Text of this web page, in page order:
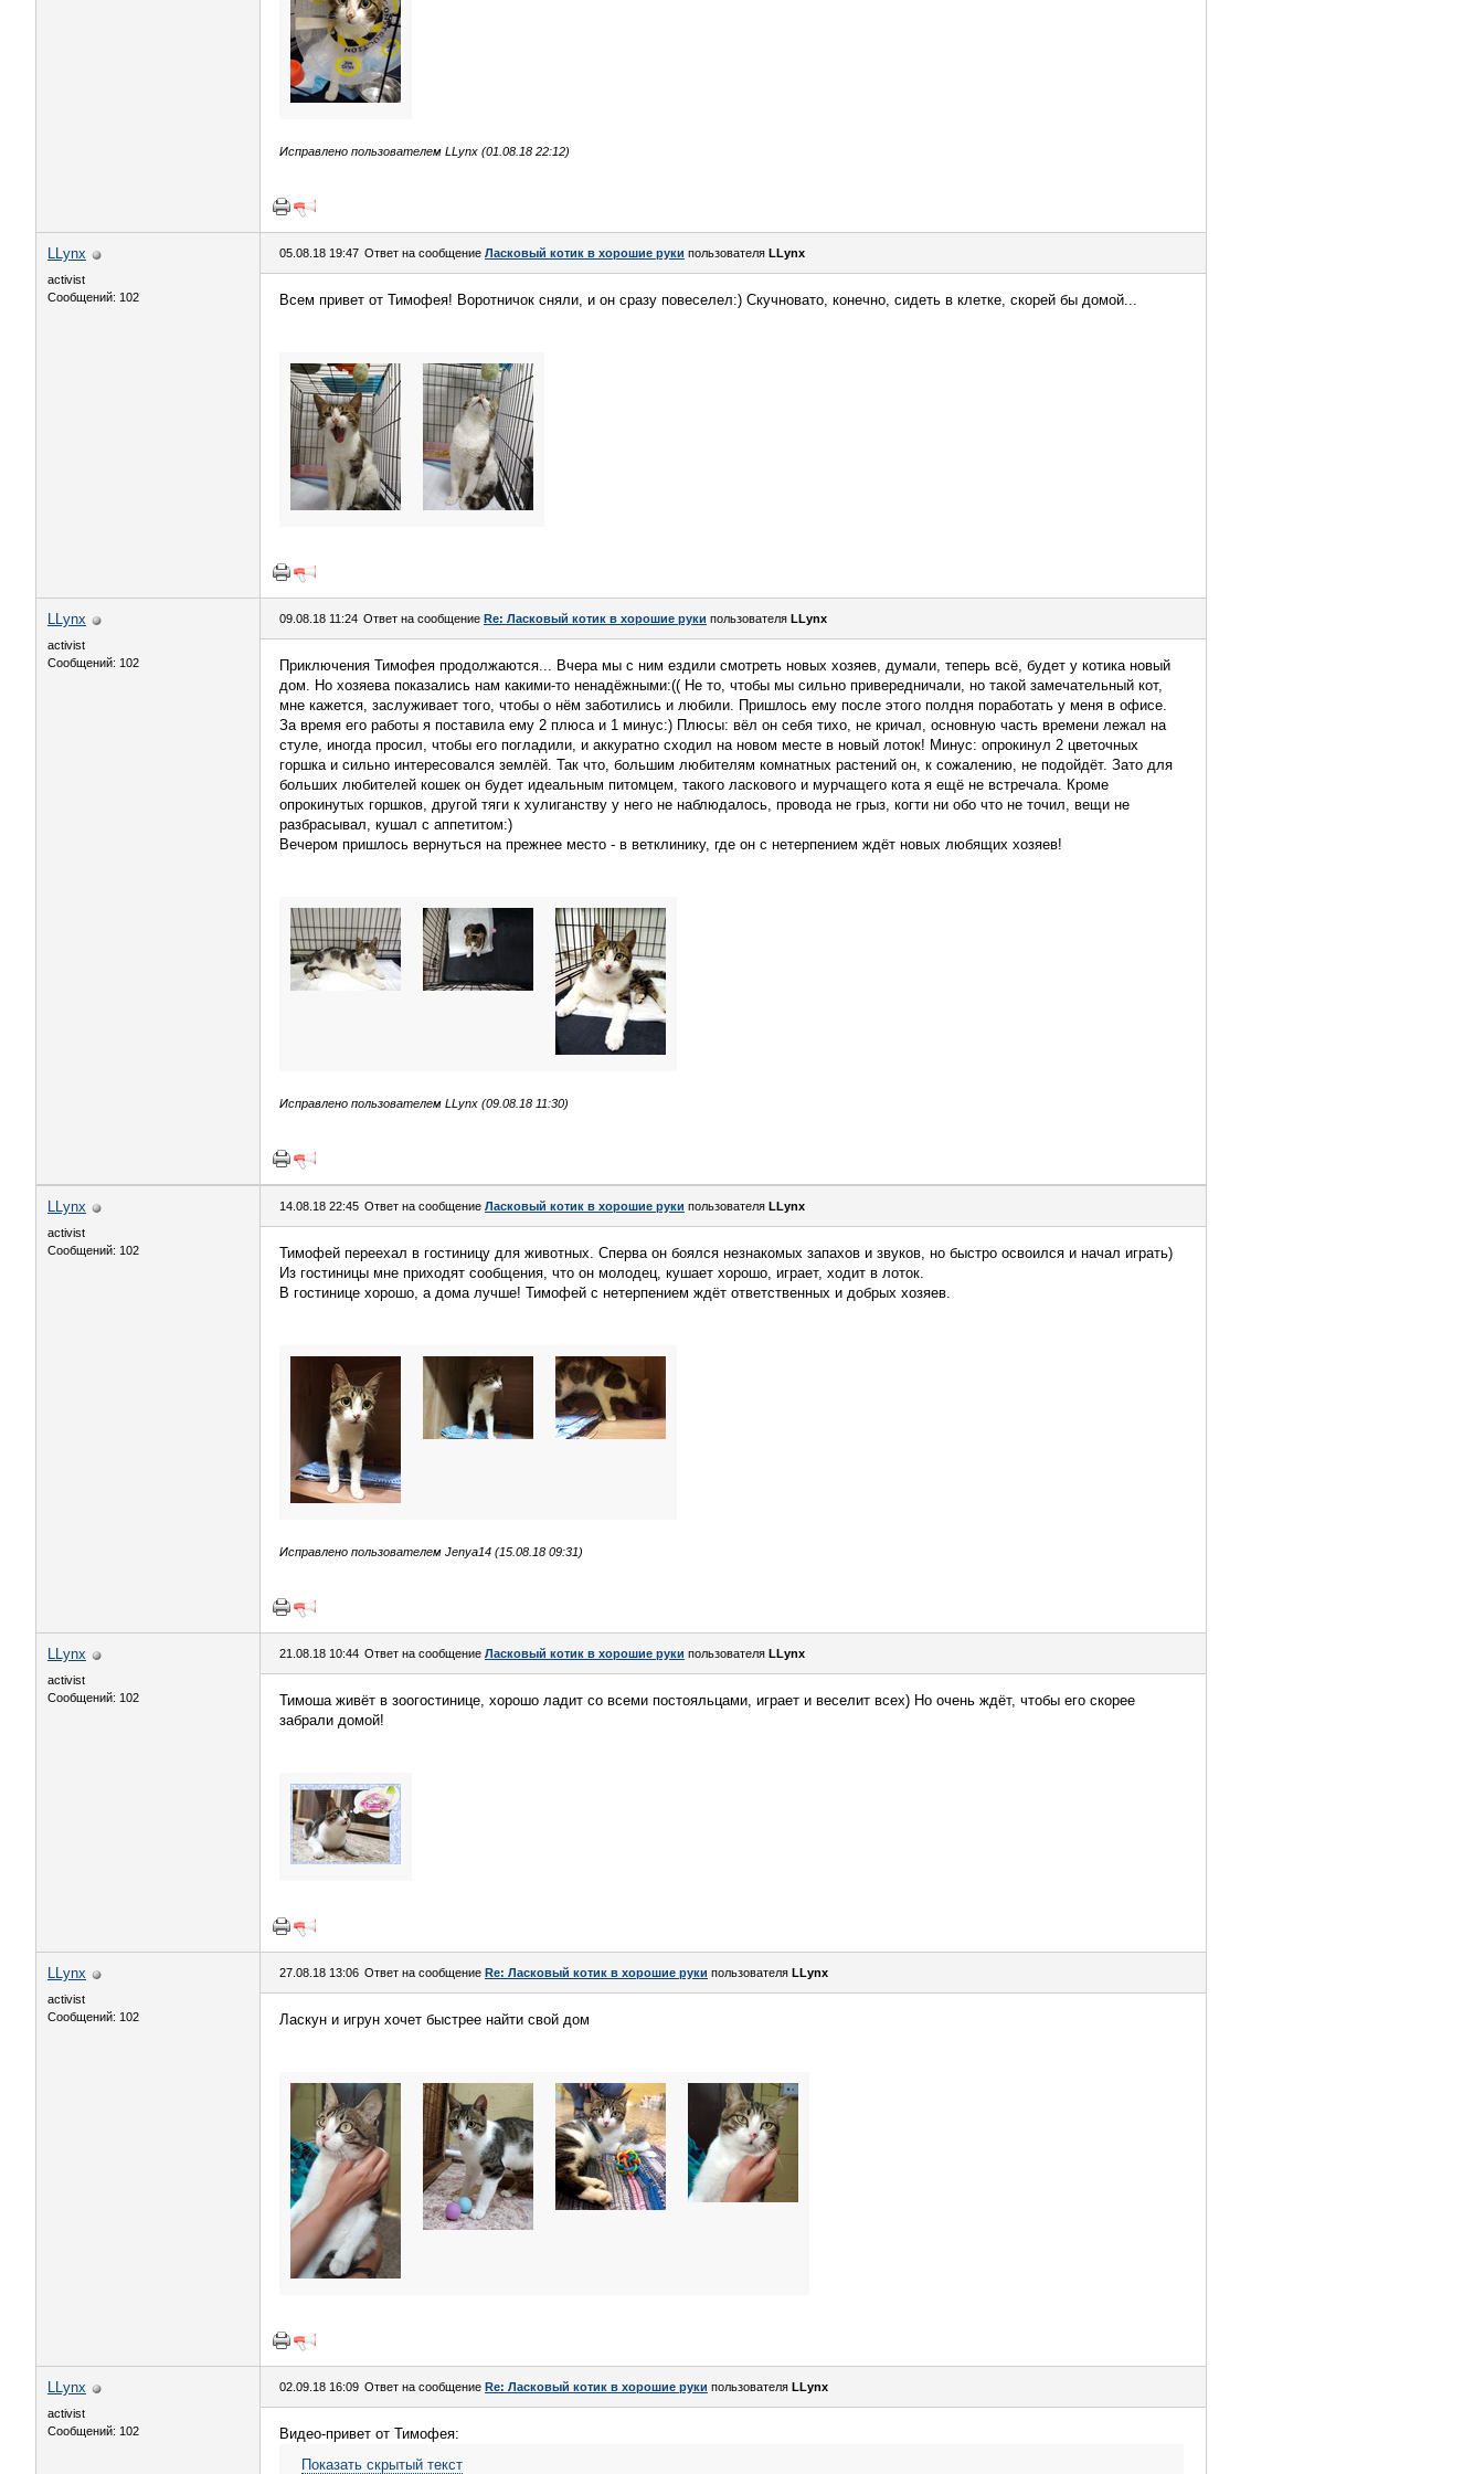
Исправлено пользователем LLynx (01.08.18 22:12)
LLynx
activist
Сообщений: 102
05.08.18 19:47 Ответ на сообщение Ласковый котик в хорошие руки пользователя LLynx
Всем привет от Тимофея! Воротничок сняли, и он сразу повеселел:) Скучновато, конечно, сидеть в клетке, скорей бы домой...
LLynx
activist
Сообщений: 102
09.08.18 11:24 Ответ на сообщение Re: Ласковый котик в хорошие руки пользователя LLynx
Приключения Тимофея продолжаются... Вчера мы с ним ездили смотреть новых хозяев, думали, теперь всё, будет у котика новый
дом. Но хозяева показались нам какими-то ненадёжными:(( Не то, чтобы мы сильно привередничали, но такой замечательный кот,
мне кажется, заслуживает того, чтобы о нём заботились и любили. Пришлось ему после этого полдня поработать у меня в офисе.
За время его работы я поставила ему 2 плюса и 1 минус:) Плюсы: вёл он себя тихо, не кричал, основную часть времени лежал на
стуле, иногда просил, чтобы его погладили, и аккуратно сходил на новом месте в новый лоток! Минус: опрокинул 2 цветочных
горшка и сильно интересовался землёй. Так что, большим любителям комнатных растений он, к сожалению, не подойдёт. Зато для
больших любителей кошек он будет идеальным питомцем, такого ласкового и мурчащего кота я ещё не встречала. Кроме
опрокинутых горшков, другой тяги к хулиганству у него не наблюдалось, провода не грыз, когти ни обо что не точил, вещи не
разбрасывал, кушал с аппетитом:)
Вечером пришлось вернуться на прежнее место - в ветклинику, где он с нетерпением ждёт новых любящих хозяев!
Исправлено пользователем LLynx (09.08.18 11:30)
LLynx
activist
Сообщений: 102
14.08.18 22:45 Ответ на сообщение Ласковый котик в хорошие руки пользователя LLynx
Тимофей переехал в гостиницу для животных. Сперва он боялся незнакомых запахов и звуков, но быстро освоился и начал играть)
Из гостиницы мне приходят сообщения, что он молодец, кушает хорошо, играет, ходит в лоток.
В гостинице хорошо, а дома лучше! Тимофей с нетерпением ждёт ответственных и добрых хозяев.
Исправлено пользователем Jenya14 (15.08.18 09:31)
LLynx
activist
Сообщений: 102
21.08.18 10:44 Ответ на сообщение Ласковый котик в хорошие руки пользователя LLynx
Тимоша живёт в зоогостинице, хорошо ладит со всеми постояльцами, играет и веселит всех) Но очень ждёт, чтобы его скорее
забрали домой!
LLynx
activist
Сообщений: 102
27.08.18 13:06 Ответ на сообщение Re: Ласковый котик в хорошие руки пользователя LLynx
Ласкун и игрун хочет быстрее найти свой дом
LLynx
activist
Сообщений: 102
02.09.18 16:09 Ответ на сообщение Re: Ласковый котик в хорошие руки пользователя LLynx
Видео-привет от Тимофея:
Показать скрытый текст